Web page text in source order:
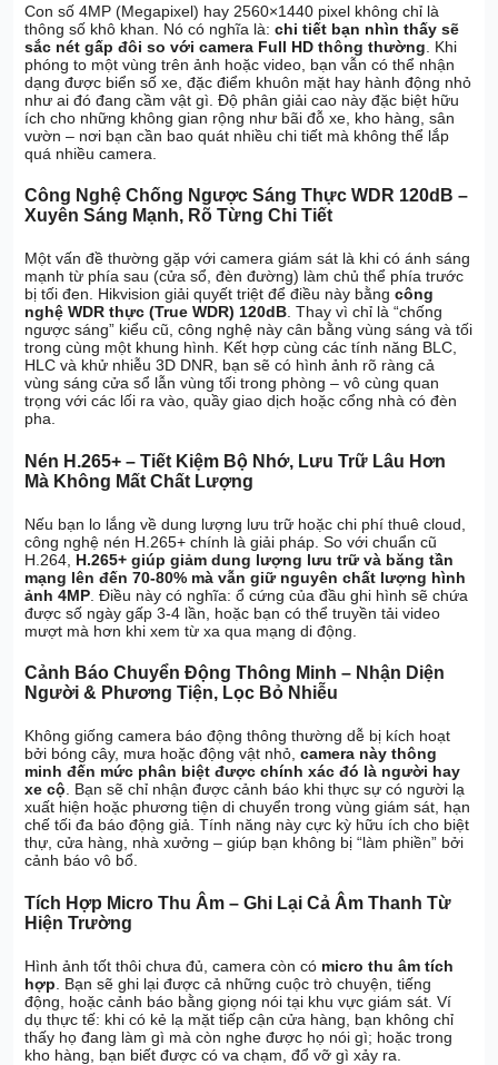
Con số 4MP (Megapixel) hay 2560×1440 pixel không chỉ là
thông số khô khan. Nó có nghĩa là:chi tiết bạn nhìn thấy sẽ
sắc nét gấp đôi so với camera Full HD thông thường . Khi
phóng to một vùng trên ảnh hoặc video, bạn vẫn có thể nhận
dạng được biển số xe, đặc điểm khuôn mặt hay hành động nhỏ
như ai đó đang cầm vật gì. Độ phân giải cao này đặc biệt hữu
ích cho những không gian rộng như bãi đỗ xe, kho hàng, sân
vườn – nơi bạn cần bao quát nhiều chi tiết mà không thể lắp
quá nhiều camera.
Công Nghệ Chống Ngược Sáng Thực WDR 120dB –
Xuyên Sáng Mạnh, Rõ Từng Chi Tiết
Một vấn đề thường gặp với camera giám sát là khi có ánh sáng
mạnh từ phía sau (cửa sổ, đèn đường) làm chủ thể phía trước
bị tối đen. Hikvision giải quyết triệt để điều này bằngcông
nghệ WDR thực (True WDR) 120dB. Thay vì chỉ là “chống
ngược sáng” kiểu cũ, công nghệ này cân bằng vùng sáng và tối
trong cùng một khung hình. Kết hợp cùng các tính năng BLC,
HLC và khử nhiễu 3D DNR, bạn sẽ có hình ảnh rõ ràng cả
vùng sáng cửa sổ lẫn vùng tối trong phòng – vô cùng quan
trọng với các lối ra vào, quầy giao dịch hoặc cổng nhà có đèn
pha.
Nén H.265+ – Tiết Kiệm Bộ Nhớ, Lưu Trữ Lâu Hơn
Mà Không Mất Chất Lượng
Nếu bạn lo lắng về dung lượng lưu trữ hoặc chi phí thuê cloud,
công nghệ nén H.265+ chính là giải pháp. So với chuẩn cũ
H.264, H.265+ giúp giảm dung lượng lưu trữ và băng tần
mạng lên đến 70-80% mà vẫn giữ nguyên chất lượng hình
ảnh 4MP . Điều này có nghĩa: ổ cứng của đầu ghi hình sẽ chứa
được số ngày gấp 3-4 lần, hoặc bạn có thể truyền tải video
mượt mà hơn khi xem từ xa qua mạng di động.
Cảnh Báo Chuyển Động Thông Minh – Nhận Diện
Người & Phương Tiện, Lọc Bỏ Nhiễu
Không giống camera báo động thông thường dễ bị kích hoạt
bởi bóng cây, mưa hoặc động vật nhỏ,camera này thông
minh đến mức phân biệt được chính xác đó là người hay
xe cộ. Bạn sẽ chỉ nhận được cảnh báo khi thực sự có người lạ
xuất hiện hoặc phương tiện di chuyển trong vùng giám sát, hạn
chế tối đa báo động giả. Tính năng này cực kỳ hữu ích cho biệt
thự, cửa hàng, nhà xưởng – giúp bạn không bị “làm phiền” bởi
cảnh báo vô bổ.
Tích Hợp Micro Thu Âm – Ghi Lại Cả Âm Thanh Từ
Hiện Trường
Hình ảnh tốt thôi chưa đủ, camera còn có micro thu âm tích
hợp . Bạn sẽ ghi lại được cả những cuộc trò chuyện, tiếng
động, hoặc cảnh báo bằng giọng nói tại khu vực giám sát. Ví
dụ thực tế: khi có kẻ lạ mặt tiếp cận cửa hàng, bạn không chỉ
thấy họ đang làm gì mà còn nghe được họ nói gì; hoặc trong
kho hàng, bạn biết được có va chạm, đổ vỡ gì xảy ra.